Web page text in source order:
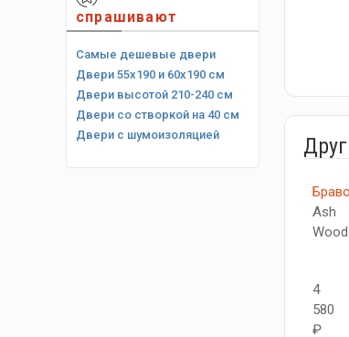
спрашивают
Самые дешевые двери
Двери 55х190 и 60х190 см
Двери высотой 210-240 см
Двери со створкой на 40 см
Двери с шумоизоляцией
Ash
Wood
4
580
₽